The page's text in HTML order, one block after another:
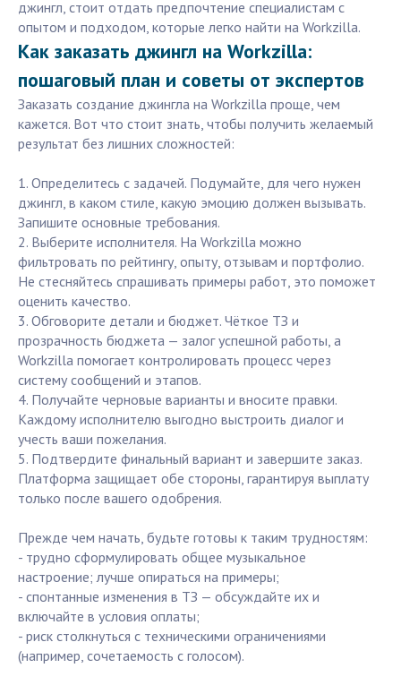
джингл, стоит отдать предпочтение специалистам с
опытом и подходом, которые легко найти на Workzilla.
Как заказать джингл на Workzilla:
пошаговый план и советы от экспертов
Заказать создание джингла на Workzilla проще, чем
кажется. Вот что стоит знать, чтобы получить желаемый
результат без лишних сложностей:
1. Определитесь с задачей. Подумайте, для чего нужен
джингл, в каком стиле, какую эмоцию должен вызывать.
Запишите основные требования.
2. Выберите исполнителя. На Workzilla можно
фильтровать по рейтингу, опыту, отзывам и портфолио.
Не стесняйтесь спрашивать примеры работ, это поможет
оценить качество.
3. Обговорите детали и бюджет. Чёткое ТЗ и
прозрачность бюджета — залог успешной работы, а
Workzilla помогает контролировать процесс через
систему сообщений и этапов.
4. Получайте черновые варианты и вносите правки.
Каждому исполнителю выгодно выстроить диалог и
учесть ваши пожелания.
5. Подтвердите финальный вариант и завершите заказ.
Платформа защищает обе стороны, гарантируя выплату
только после вашего одобрения.
Прежде чем начать, будьте готовы к таким трудностям:
- трудно сформулировать общее музыкальное
настроение; лучше опираться на примеры;
- спонтанные изменения в ТЗ — обсуждайте их и
включайте в условия оплаты;
- риск столкнуться с техническими ограничениями
(например, сочетаемость с голосом).